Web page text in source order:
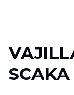
SCAKA